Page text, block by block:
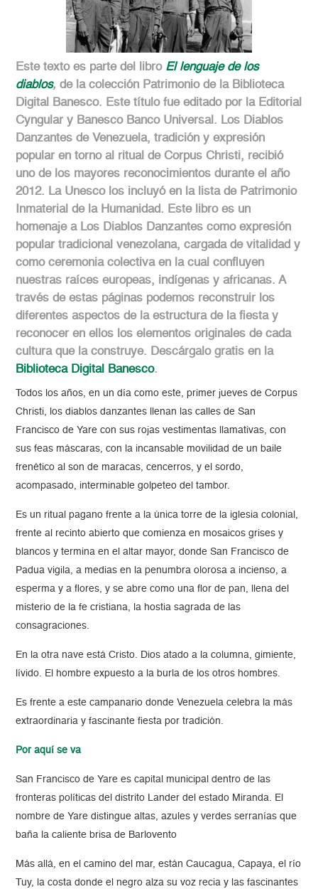
Este texto es parte del libro El lenguaje de los
diablos,de la colección Patrimonio de la Biblioteca
Digital Banesco. Este título fue editado por la Editorial
Cyngular y Banesco Banco Universal. Los Diablos
Danzantes de Venezuela, tradición y expresión
popular en torno al ritual de Corpus Christi, recibió
uno de los mayores reconocimientos durante el año
2012. La Unesco los incluyó en la lista de Patrimonio
Inmaterial de la Humanidad. Este libro es un
homenaje a Los Diablos Danzantes como expresión
popular tradicional venezolana, cargada de vitalidad y
como ceremonia colectiva en la cual confluyen
nuestras raíces europeas, indígenas y africanas. A
través de estas páginas podemos reconstruir los
diferentes aspectos de la estructura de la fiesta y
reconocer en ellos los elementos originales de cada
cultura que la construye. Descárgalo gratis en la
Biblioteca Digital Banesco.
Todos los años, en un día como este, primer jueves de Corpus
Christi, los diablos danzantes llenan las calles de San
Francisco de Yare con sus rojas vestimentas llamativas, con
sus feas máscaras, con la incansable movilidad de un baile
frenético al son de maracas, cencerros, y el sordo,
acompasado, interminable golpeteo del tambor.
Es un ritual pagano frente a la única torre de la iglesia colonial,
frente al recinto abierto que comienza en mosaicos grises y
blancos y termina en el altar mayor, donde San Francisco de
Padua vigila, a medias en la penumbra olorosa a incienso, a
esperma y a flores, y se abre como una flor de pan, llena del
misterio de la fe cristiana, la hostia sagrada de las
consagraciones.
En la otra nave está Cristo. Dios atado a la columna, gimiente,
lívido. El hombre expuesto a la burla de los otros hombres.
Es frente a este campanario donde Venezuela celebra la más
extraordinaria y fascinante fiesta por tradición.
Por aquí se va
San Francisco de Yare es capital municipal dentro de las
fronteras políticas del distrito Lander del estado Miranda. El
nombre de Yare distingue altas, azules y verdes serranías que
baña la caliente brisa de Barlovento
Más allá, en el camino del mar, están Caucagua, Capaya, el río
Tuy, la costa donde el negro alza su voz recia y las fascinantes